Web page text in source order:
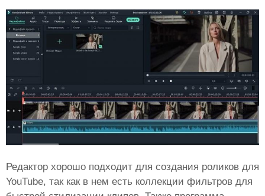
Редактор хорошо подходит для создания роликов для
YouTube, так как в нем есть коллекции фильтров для